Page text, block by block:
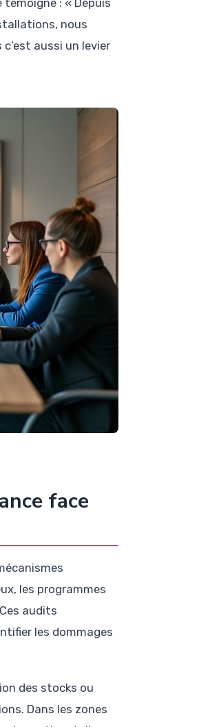
nous
aussi un levier
face
les programmes
audits
les dommages
des stocks ou
Dans les zones